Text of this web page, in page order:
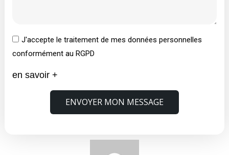
J'accepte le traitement de mes données personnelles
conformément au RGPD
en savoir +
ENVOYER MON MESSAGE